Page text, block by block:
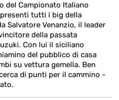
del Campionato Italiano
tutti i big della
Salvatore Venanzio, il leader
della passata
Con lui il siciliano
del pubblico di casa
su vettura gemella. Ben
di punti per il cammino -